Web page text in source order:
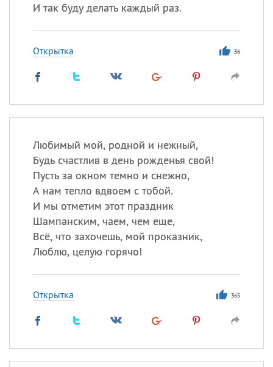
И так буду делать каждый раз.
Открытка 36
Любимый мой, родной и нежный,
Будь счастлив в день рожденья свой!
Пусть за окном темно и снежно,
А нам тепло вдвоем с тобой.
И мы отметим этот праздник
Шампанским, чаем, чем еще,
Всё, что захочешь, мой проказник,
Люблю, целую горячо!
Открытка 365
Герман,Иван
Посмотреть значение